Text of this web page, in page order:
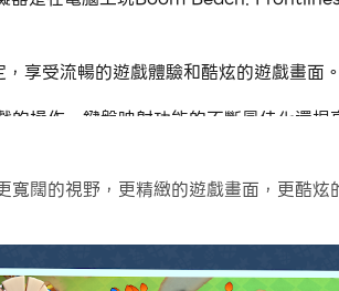
享受流暢的遊戲體驗和酷炫的遊戲畫面
操作。鍵盤映射功能的不斷最佳化還
、連續按鍵等。
單的點擊中自訂控制，自由移動你的
闊的視野，更精緻的遊戲畫面，更酷炫